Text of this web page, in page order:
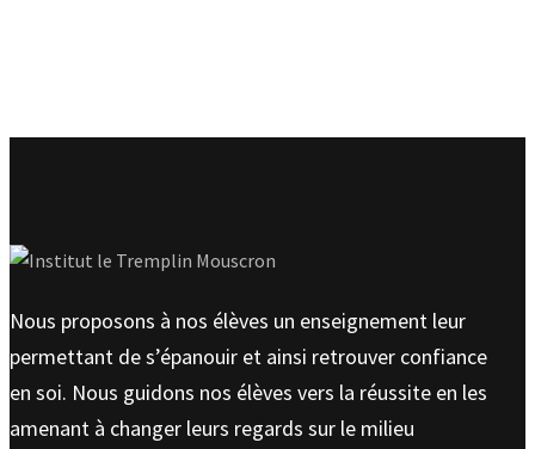
Nous proposons à nos élèves un enseignement leur
permettant de s’épanouir et ainsi retrouver confiance
en soi. Nous guidons nos élèves vers la réussite en les
amenant à changer leurs regards sur le milieu